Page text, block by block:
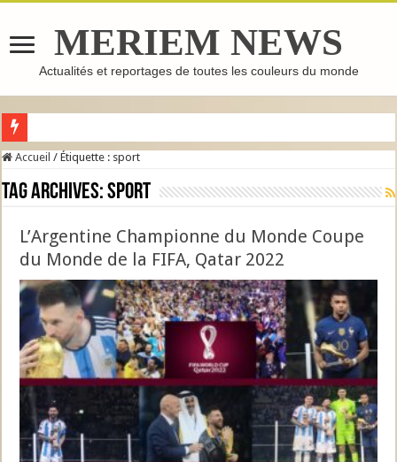
MERIEM NEWS
Actualités et reportages de toutes les couleurs du monde
GHASSOUL : L’ARGILE MAROCAINE QUI FAIT LE TOUR DU MONDE
Accueil / Étiquette : sport
Tag Archives:sport
L’Argentine Championne du Monde Coupe
du Monde de la FIFA, Qatar 2022